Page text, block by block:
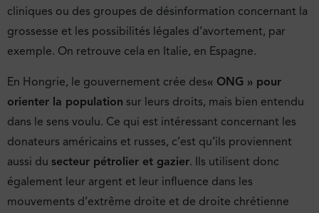
cliniques ou des groupes de désinformation concernant la
grossesse et les possibilités légales d’avortement, par
exemple. On retrouve cela en Italie, en Espagne.
En Hongrie, le gouvernement crée des« ONG » pour
orienter la population sur leurs droits, mais bien entendu
dans le sens voulu. Ce qui est intéressant concernant les
donateurs américains et russes, c’est qu’ils proviennent
aussi du secteur pétrolier et gazier. Ils utilisent donc
également leur argent et leur influence dans les
mouvements d’extrême droite et de droite chrétienne